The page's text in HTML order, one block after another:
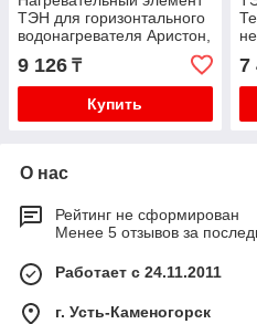
ТЭН для горизонтального
водонагревателя Аристон,
Термекс RCF OR TW
1500W/230V
9 126 ₸
Купить
7
О нас
Рейтинг не сформирован
Менее 5 отзывов за
Работает с 24.11.2011
г. Усть-Каменогорск